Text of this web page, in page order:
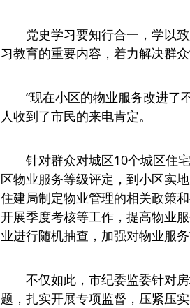
党史学习要知行合一，学以
习教育的重要内容，着力解决群众
“现在小区的物业服务改进
人收到了市民的来电肯定。
针对群众对城区10个城区住
区物业服务等级评定，到小区实
住建局制定物业管理的相关政策
开展季度考核等工作，提高物业
业进行随机抽查，加强对物业服
不仅如此，市纪委监委针对
题，扎实开展专项监督，压紧压